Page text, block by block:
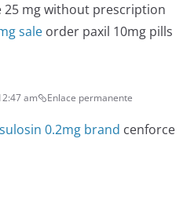
mg without prescription
sale order paxil 10mg pills
am Enlace permanente
0.2mg brand cenforce